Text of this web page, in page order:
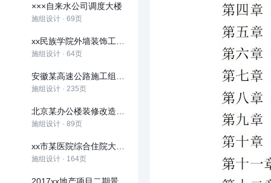
×××自来水公司调度大楼
施组设计 · 69页
施组设计 · 64页
施组设计 · 235页
施组设计 · 89页
施组设计 · 164页